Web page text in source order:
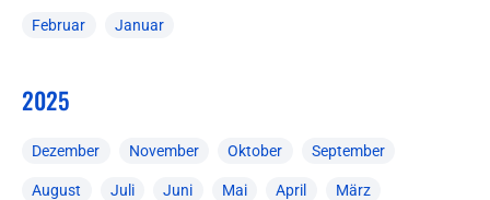
Februar Januar
2025
Dezember November Oktober September
August Juli Juni Mai April März